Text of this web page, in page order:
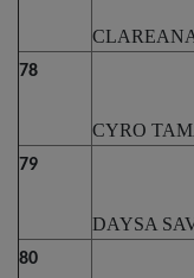
78
CYRO
79
DAYSA
80